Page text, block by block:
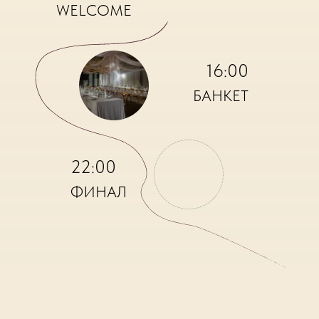
БАНКЕТ
16:00
WELCOME
ФИНАЛ
22:00